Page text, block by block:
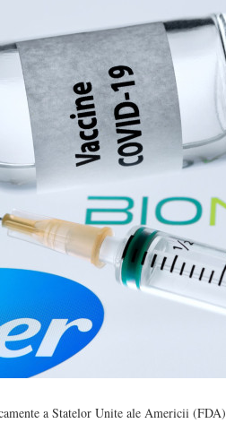
a Statelor Unite ale Americii (FDA)